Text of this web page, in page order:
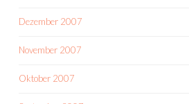
Dezember 2007
November 2007
Oktober 2007